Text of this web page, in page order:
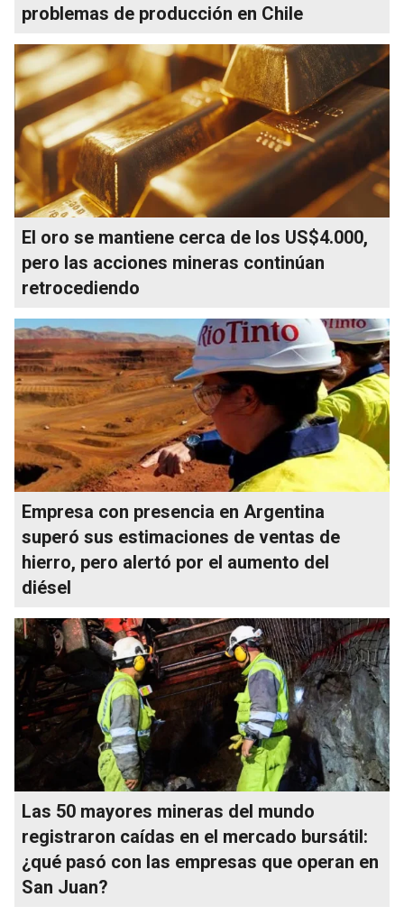
problemas de producción en Chile
El oro se mantiene cerca de los US$4.000,
pero las acciones mineras continúan
retrocediendo
Empresa con presencia en Argentina
superó sus estimaciones de ventas de
hierro, pero alertó por el aumento del
diésel
Las 50 mayores mineras del mundo
registraron caídas en el mercado bursátil:
¿qué pasó con las empresas que operan en
San Juan?